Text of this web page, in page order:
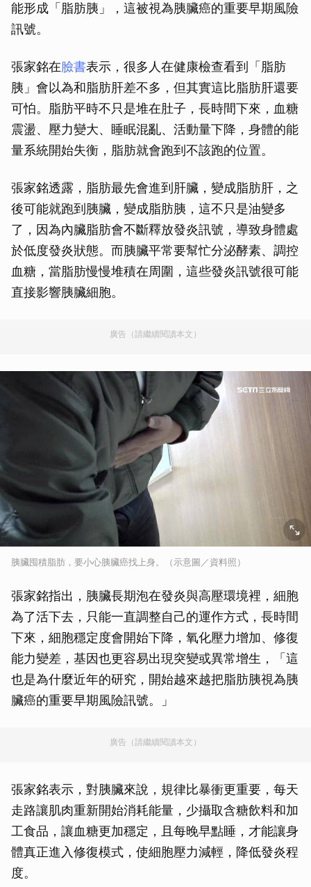
能形成「脂肪胰」，這被視為胰臟癌的重要早期風險
訊號。
張家銘在臉書表示，很多人在健康檢查看到「脂肪
胰」會以為和脂肪肝差不多，但其實這比脂肪肝還要
可怕。脂肪平時不只是堆在肚子，長時間下來，血糖
震盪、壓力變大、睡眠混亂、活動量下降，身體的能
量系統開始失衡，脂肪就會跑到不該跑的位置。
張家銘透露，脂肪最先會進到肝臟，變成脂肪肝，之
後可能就跑到胰臟，變成脂肪胰，這不只是油變多
了，因為內臟脂肪會不斷釋放發炎訊號，導致身體處
於低度發炎狀態。而胰臟平常要幫忙分泌酵素、調控
血糖，當脂肪慢慢堆積在周圍，這些發炎訊號很可能
直接影響胰臟細胞。
廣告（請繼續閱讀本文）
胰臟囤積脂肪，要小心胰臟癌找上身。（示意圖／資料照）
張家銘指出，胰臟長期泡在發炎與高壓環境裡，細胞
為了活下去，只能一直調整自己的運作方式，長時間
下來，細胞穩定度會開始下降，氧化壓力增加、修復
能力變差，基因也更容易出現突變或異常增生，「這
也是為什麼近年的研究，開始越來越把脂肪胰視為胰
臟癌的重要早期風險訊號。」
廣告（請繼續閱讀本文）
張家銘表示，對胰臟來說，規律比暴衝更重要，每天
走路讓肌肉重新開始消耗能量，少攝取含糖飲料和加
工食品，讓血糖更加穩定，且每晚早點睡，才能讓身
體真正進入修復模式，使細胞壓力減輕，降低發炎程
度。